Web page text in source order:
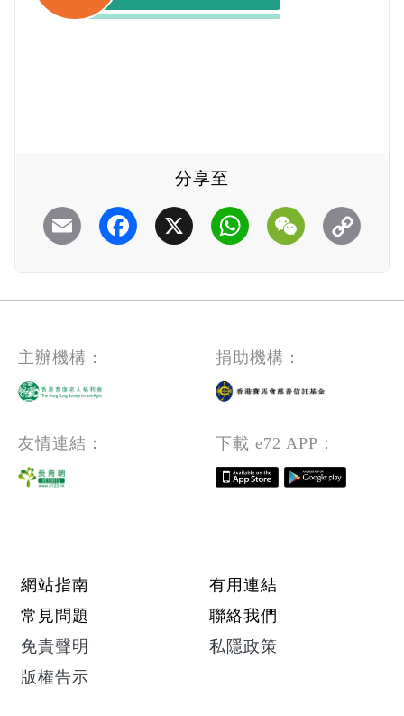
分享至
Email Facebook
X WhatsAppWeChat
主辦機構： 捐助機構：
友情連結： 下載 e72 APP：
Footer menu
網站指南
有用連結
常見問題
聯絡我們
免責聲明
私隱政策
版權告示